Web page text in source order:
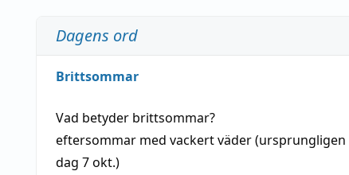
Dagens ord
Brittsommar
Vad betyder brittsommar?
eftersommar med vackertväder(ursprungligen
dag 7 okt.)